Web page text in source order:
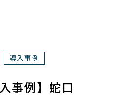
導入事例
事例】蛇口